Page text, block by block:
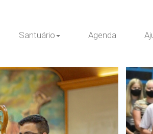
Santuário Agenda